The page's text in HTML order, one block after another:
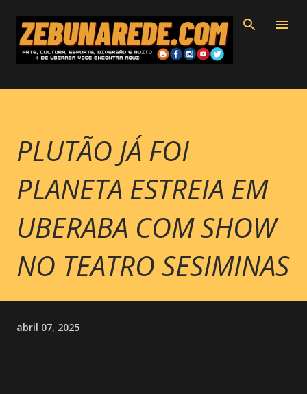
Pular para o conteúdo principal
PLUTÃO JÁ FOI
PLANETA ESTREIA EM
UBERABA COM SHOW
NO TEATRO SESIMINAS
abril 07, 2025